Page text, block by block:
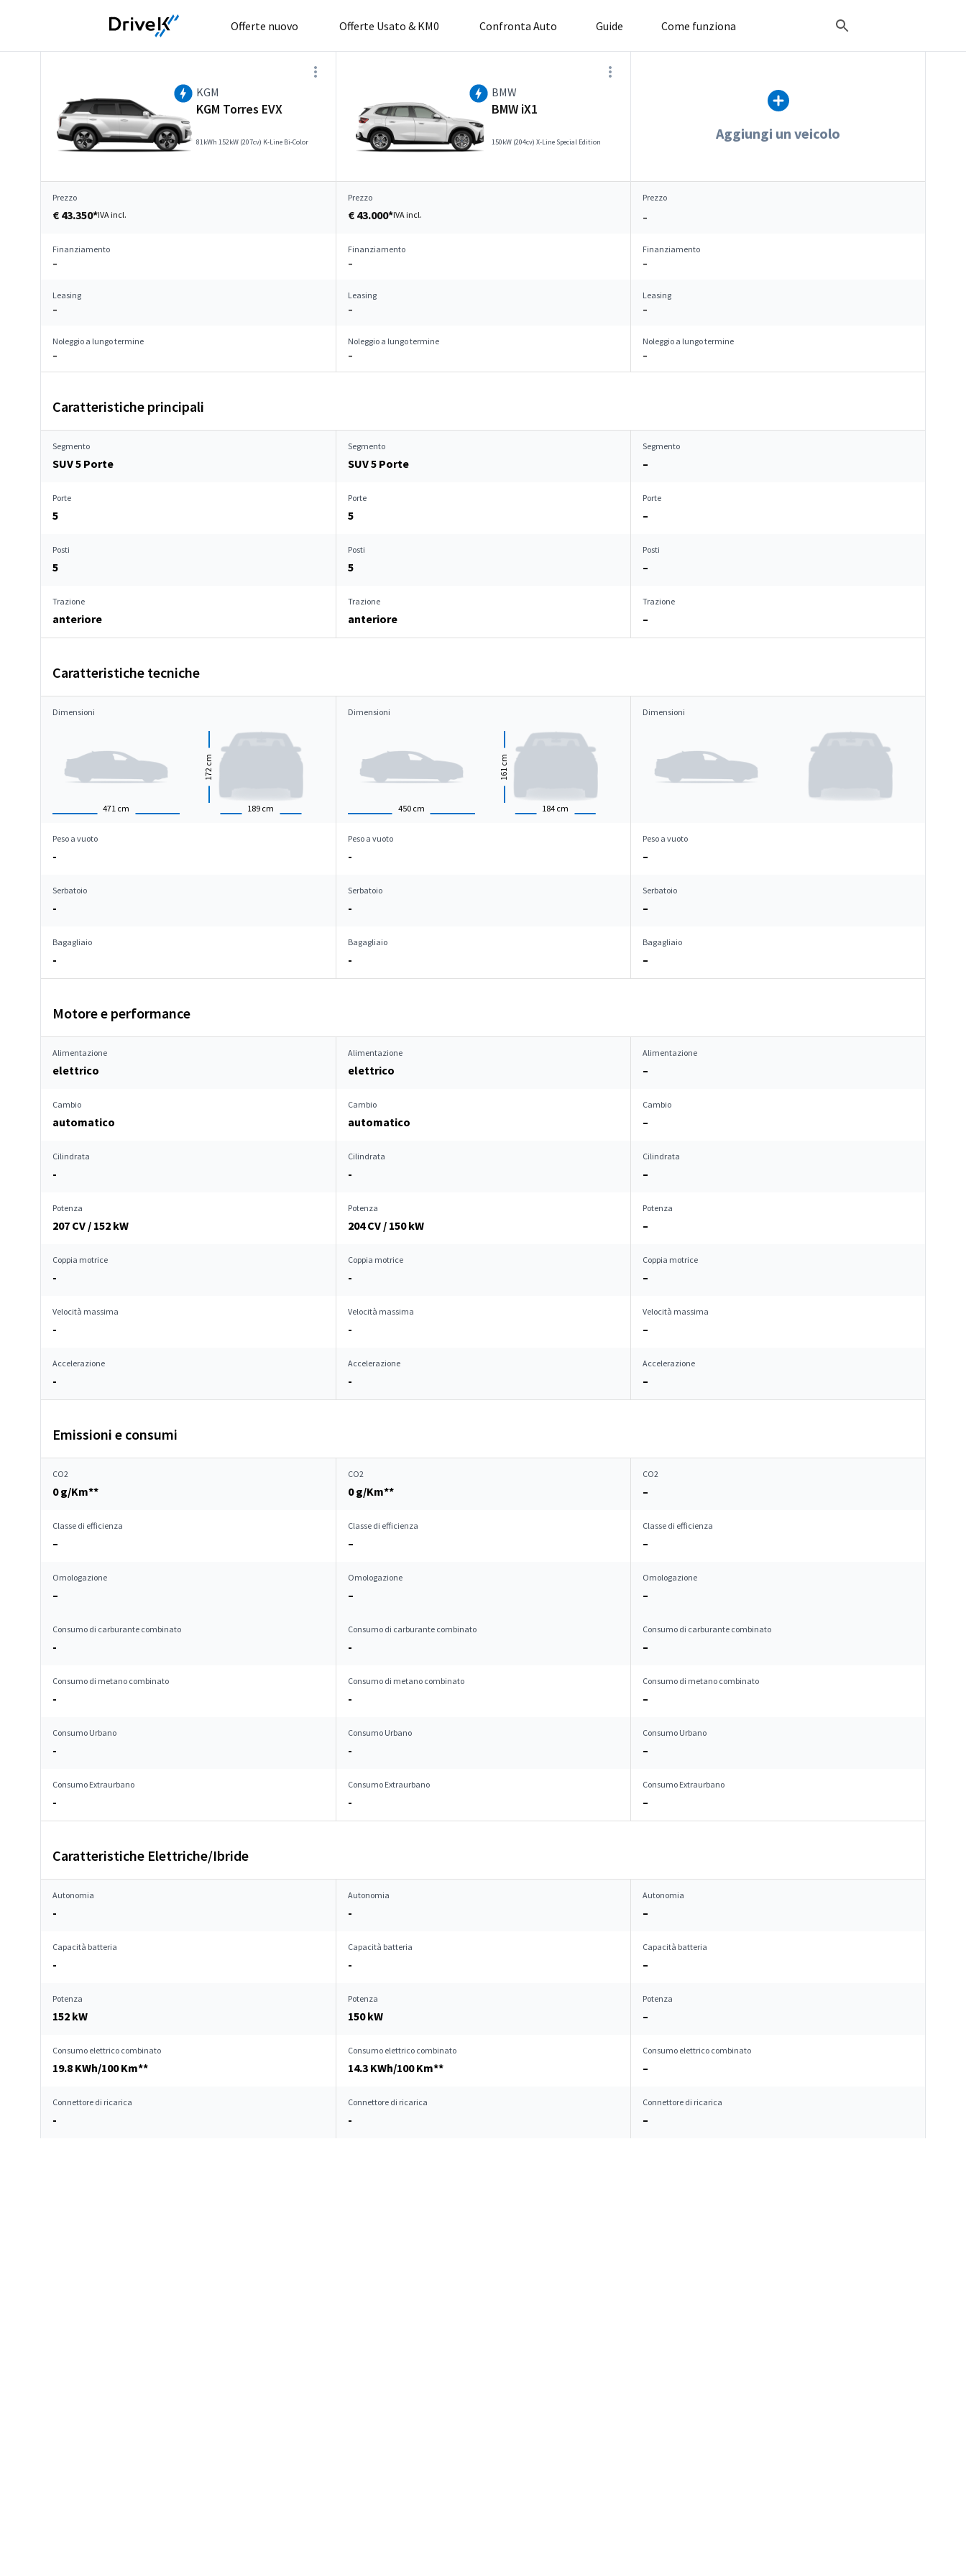
Offerte nuovo Offerte Usato & KM0 Confronta Auto Guide Come funziona
KGM
KGM Torres EVX
81kWh 152kW (207cv) K-Line Bi-Color
BMW
BMW iX1
150kW (204cv) X-Line Special Edition Aggiungi un veicolo
Prezzo
€ 43.350*IVA incl.
Prezzo
€ 43.000*IVA incl.
Prezzo
–
Finanziamento
–
Finanziamento
–
Finanziamento
–
Leasing
–
Leasing
–
Leasing
–
Noleggio a lungo termine
–
Noleggio a lungo termine
–
Noleggio a lungo termine
–
Caratteristiche principali
Segmento
SUV 5 Porte
Segmento
SUV 5 Porte
Segmento
–
Porte
5
Porte
5
Porte
–
Posti
5
Posti
5
Posti
–
Trazione
anteriore
Trazione
anteriore
Trazione
–
Caratteristiche tecniche
Dimensioni
471 cm 189 cm
172
cm
Dimensioni
450 cm 184 cm
161
cm
Dimensioni
Peso a vuoto
-
Peso a vuoto
-
Peso a vuoto
–
Serbatoio
-
Serbatoio
-
Serbatoio
–
Bagagliaio
-
Bagagliaio
-
Bagagliaio
–
Motore e performance
Alimentazione
elettrico
Alimentazione
elettrico
Alimentazione
–
Cambio
automatico
Cambio
automatico
Cambio
–
Cilindrata
-
Cilindrata
-
Cilindrata
–
Potenza
207 CV / 152 kW
Potenza
204 CV / 150 kW
Potenza
–
Coppia motrice
-
Coppia motrice
-
Coppia motrice
–
Velocità massima
-
Velocità massima
-
Velocità massima
–
Accelerazione
-
Accelerazione
-
Accelerazione
–
Emissioni e consumi
CO2
0 g/Km**
CO2
0 g/Km**
CO2
–
Classe di efficienza
–
Classe di efficienza
–
Classe di efficienza
–
Omologazione
–
Omologazione
–
Omologazione
–
Consumo di carburante combinato
-
Consumo di carburante combinato
-
Consumo di carburante combinato
–
Consumo di metano combinato
-
Consumo di metano combinato
-
Consumo di metano combinato
–
Consumo Urbano
-
Consumo Urbano
-
Consumo Urbano
–
Consumo Extraurbano
-
Consumo Extraurbano
-
Consumo Extraurbano
–
Caratteristiche Elettriche/Ibride
Autonomia
-
Autonomia
-
Autonomia
–
Capacità batteria
-
Capacità batteria
-
Capacità batteria
–
Potenza
152 kW
Potenza
150 kW
Potenza
–
Consumo elettrico combinato
19.8 KWh/100 Km**
Consumo elettrico combinato
14.3 KWh/100 Km**
Consumo elettrico combinato
–
Connettore di ricarica
-
Connettore di ricarica
-
Connettore di ricarica
–